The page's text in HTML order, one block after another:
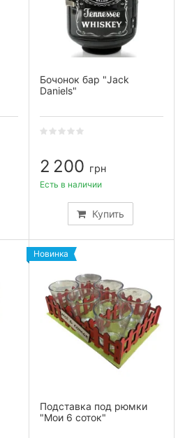
Бочонок бар "Jack
Daniels"
2 200 грн
Купить
Есть в наличии
Новинка
Подставка под рюмки
"Мои 6 соток"